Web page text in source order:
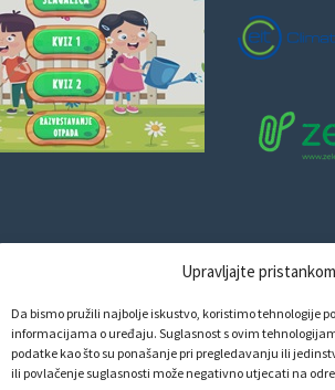
Upravljajte
Da bismo pružili najbolje iskustvo, koristimo tehnologije
informacijama o uređaju. Suglasnost s ovim
podatke kao što su ponašanje pri pregledavanju ili
ili povlačenje suglasnosti može negativno utjecati na